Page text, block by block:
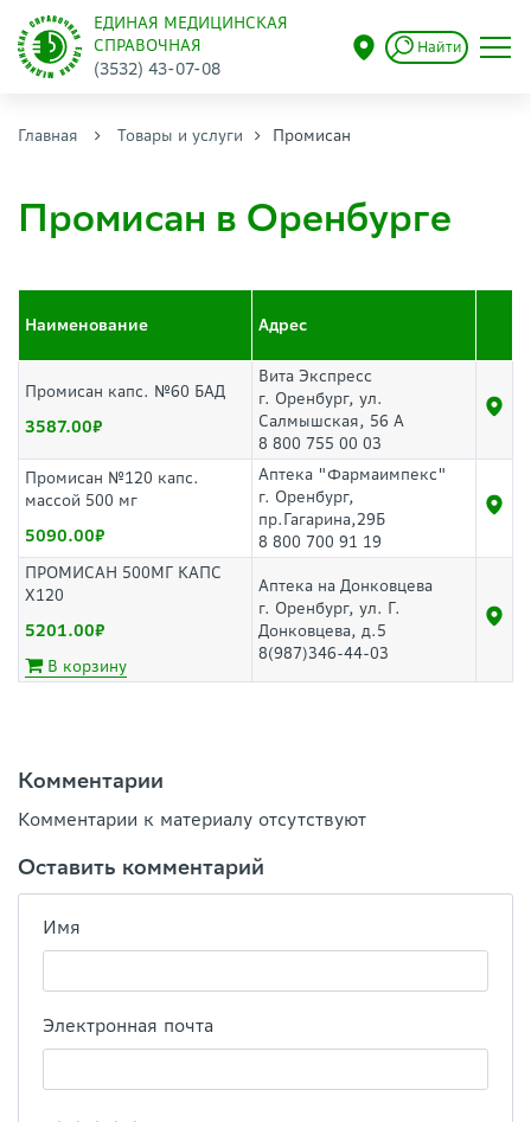
ЕДИНАЯ МЕДИЦИНСКАЯ
СПРАВОЧНАЯ
(3532) 43-07-08
Найти
Главная Товары и услуги Промисан
Промисан в Оренбурге
Наименование Адрес
Промисан капс. №60 БАД
3587.00
Вита Экспресс
г. Оренбург, ул.
Салмышская, 56 А
8 800 755 00 03
Промисан №120 капс.
массой 500 мг
5090.00
Аптека "Фармаимпекс"
г. Оренбург,
пр.Гагарина,29Б
8 800 700 91 19
ПРОМИСАН 500МГ КАПС
Х120
5201.00
В корзину
Аптека на Донковцева
г. Оренбург, ул. Г.
Донковцева, д.5
8(987)346-44-03
Комментарии
Комментарии к материалу отсутствуют
Оставить комментарий
Имя
Электронная почта